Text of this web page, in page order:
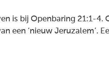
is bij Openbaring 21:1-4.
een ‘nieuw Jeruzalem’.